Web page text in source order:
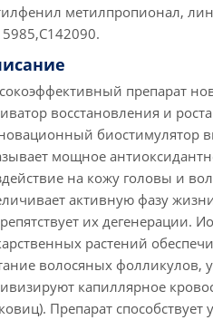
метилпропионал,
препарат
восстановления и
биостимулятор
мощное
на кожу головы и
активную фазу
их дегенерации.
растений
волосяных фолликулов,
капиллярное
Препарат